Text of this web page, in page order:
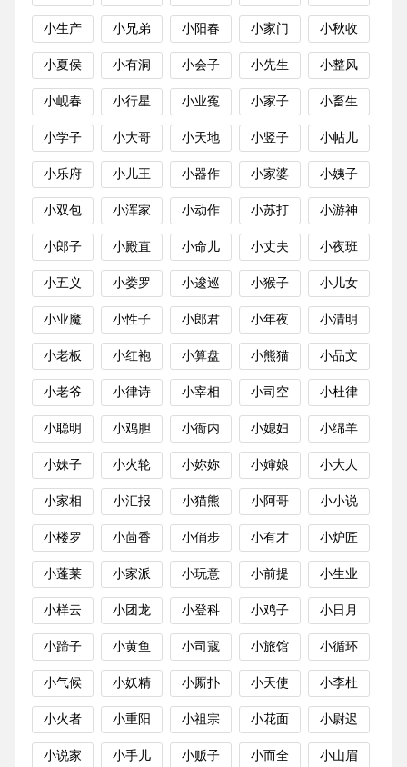
小生产 小兄弟 小阳春 小家门 小秋收
小夏侯 小有洞 小会子 小先生 小整风
小岘春 小行星 小业寃 小家子 小畜生
小学子 小大哥 小天地 小竖子 小帖儿
小乐府 小儿王 小器作 小家婆 小姨子
小双包 小浑家 小动作 小苏打 小游神
小郎子 小殿直 小命儿 小丈夫 小夜班
小五义 小娄罗 小逡巡 小猴子 小儿女
小业魔 小性子 小郎君 小年夜 小清明
小老板 小红袍 小算盘 小熊猫 小品文
小老爷 小律诗 小宰相 小司空 小杜律
小聪明 小鸡胆 小衙内 小媳妇 小绵羊
小妹子 小火轮 小妳妳 小婶娘 小大人
小家相 小汇报 小猫熊 小阿哥 小小说
小楼罗 小茴香 小俏步 小有才 小炉匠
小蓬莱 小家派 小玩意 小前提 小生业
小样云 小团龙 小登科 小鸡子 小日月
小蹄子 小黄鱼 小司寇 小旅馆 小循环
小气候 小妖精 小厮扑 小天使 小李杜
小火者 小重阳 小祖宗 小花面 小尉迟
小说家 小手儿 小贩子 小而全 小山眉